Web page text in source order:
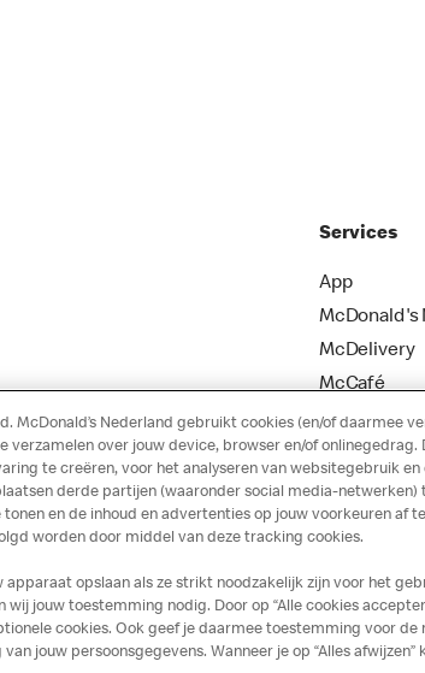
Services
App
McDonald's
McDelivery
McCafé
Cookies
McDonald’s Nederland gebruikt cookies (en/of daarmee
over jouw device, browser en/of onlinegedrag.
te creëren, voor het analyseren van websitegebruik en
derde partijen (waaronder social media-netwerken)
en de inhoud en advertenties op jouw voorkeuren af
worden door middel van deze tracking cookies.
opslaan als ze strikt noodzakelijk zijn voor het
jouw toestemming nodig. Door op “Alle cookies
cookies. Ook geef je daarmee toestemming voor de
jouw persoonsgegevens. Wanneer je op “Alles afwijzen”